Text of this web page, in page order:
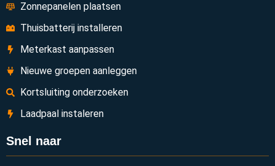
Zonnepanelen plaatsen
Thuisbatterij installeren
Meterkast aanpassen
Nieuwe groepen aanleggen
Kortsluiting onderzoeken
Laadpaal instaleren
Snel naar